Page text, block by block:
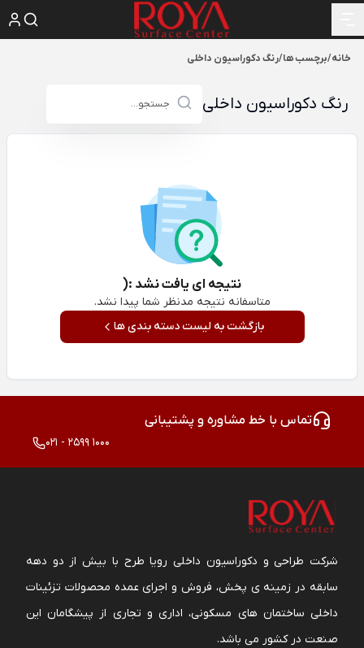
خانه/برچسب ها/رنگ دکوراسیون داخلی
رنگ دکوراسیون داخلی
نتیجه ای یافت نشد :(
متاسفانه نتیجه مدنظر شما پیدا نشد.
بازگشت به لیست دسته بندی ها
تماس با خط مشاوره و پشتیبانی
021 - 2599 1000
شرکت طراحی و دکوراسیون داخلی رویا طرح با بیش از دو دهه
سابقه در زمینه ی پخش، فروش و اجرای عمده محصولات تزئینات
داخلی ساختمان های مسکونی، اداری و تجاری از پیشگامان این
صنعت در کشور می باشد.